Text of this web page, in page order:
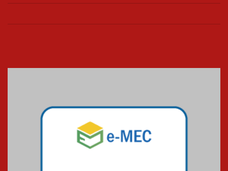
Mackenzie mobiliza campanha
solidária para apoiar famílias em
Minas Gerais